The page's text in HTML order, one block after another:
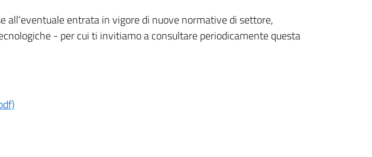
all'eventuale entrata in vigore di nuove normative di settore,
- per cui ti invitiamo a consultare periodicamente questa